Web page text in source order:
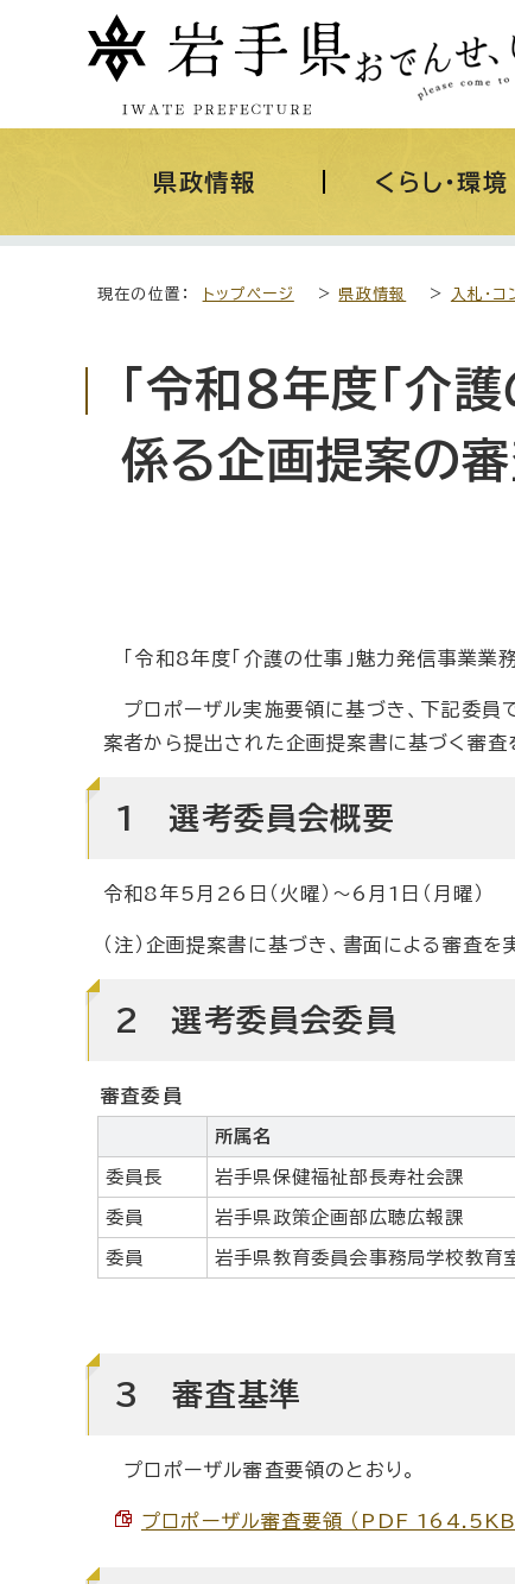
県政情報 くらし・環境
現在の位置： トップページ > 県政情報 > 入札・コ
「令和8年度「介
係る企画提案の
「令和8年度「介護の仕事」魅力発信事業業
プロポーザル実施要領に基づき、下記委員で
案者から提出された企画提案書に基づく審査
1 選考委員会概要
令和8年5月26日（火曜）～6月1日（月曜）
（注）企画提案書に基づき、書面による審査を
2 選考委員会委員
審査委員
所属名
委員長 岩手県保健福祉部長寿社会課
委員 岩手県政策企画部広聴広報課
委員 岩手県教育委員会事務局学校教育
3 審査基準
プロポーザル審査要領のとおり。
プロポーザル審査要領 （PDF 164.5KB